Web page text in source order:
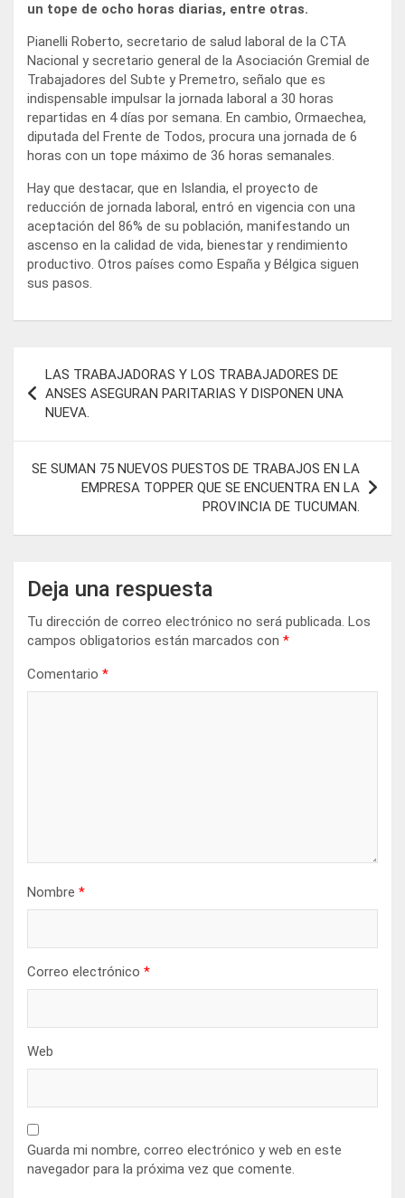
un tope de ocho horas diarias, entre otras.
Pianelli Roberto, secretario de salud laboral de la CTA
Nacional y secretario general de la Asociación Gremial de
Trabajadores del Subte y Premetro, señalo que es
indispensable impulsar la jornada laboral a 30 horas
repartidas en 4 días por semana. En cambio, Ormaechea,
diputada del Frente de Todos, procura una jornada de 6
horas con un tope máximo de 36 horas semanales.
Hay que destacar, que en Islandia, el proyecto de
reducción de jornada laboral, entró en vigencia con una
aceptación del 86% de su población, manifestando un
ascenso en la calidad de vida, bienestar y rendimiento
productivo. Otros países como España y Bélgica siguen
sus pasos.
de
entradas
LAS TRABAJADORAS Y LOS TRABAJADORES DE
ANSES ASEGURAN PARITARIAS Y DISPONEN UNA
NUEVA.
SE SUMAN 75 NUEVOS PUESTOS DE TRABAJOS EN LA
EMPRESA TOPPER QUE SE ENCUENTRA EN LA
PROVINCIA DE TUCUMAN.
Deja una respuesta
Tu dirección de correo electrónico no será publicada. Los
campos obligatorios están marcados con *
Comentario *
Nombre *
Correo electrónico *
Web
Guarda mi nombre, correo electrónico y web en este
navegador para la próxima vez que comente.